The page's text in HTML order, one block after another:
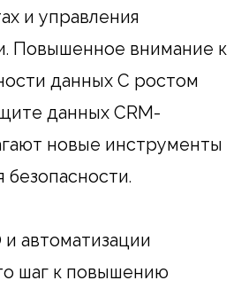
и управления
Повышенное внимание к
данных С ростом
данных CRM-
новые инструменты
безопасности.
автоматизации
шаг к повышению